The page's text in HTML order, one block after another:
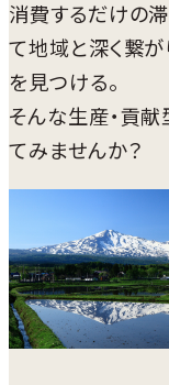
消費するだけの
て地域と深く繋が
を見つける。
そんな生産・貢
てみませんか？